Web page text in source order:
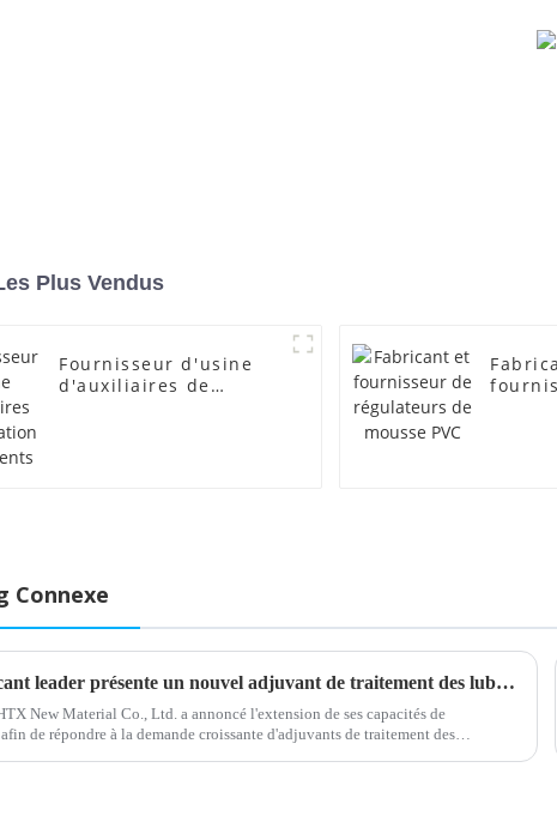
Plus Vendus
Fournisseur d'usine
d'auxiliaires de
Connexe
Un fabricant leader présente un nouvel adjuvant de traitement des lubrifiants
New Material Co., Ltd. a annoncé l'extension de ses capacités de
de répondre à la demande croissante d'adjuvants de traitement des